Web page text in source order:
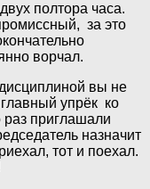
полтора часа.
за это
ворчал.
вы не
упрёк ко
приглашали
назначит
тот и поехал.